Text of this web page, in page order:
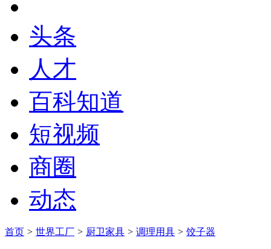
头条
人才
百科知道
短视频
商圈
动态
首页 > 世界工厂 > 厨卫家具 > 调理用具 > 饺子器